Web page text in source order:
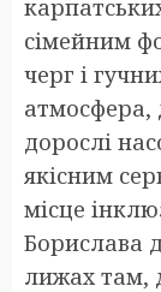
сімейним
черг і
атмосфера,
дорослі
якісним
місце
Борислава
лижах там,